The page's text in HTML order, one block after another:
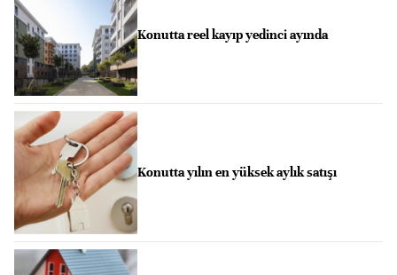
Konutta reel kayıp yedinci ayında
Konutta yılın en yüksek aylık satışı